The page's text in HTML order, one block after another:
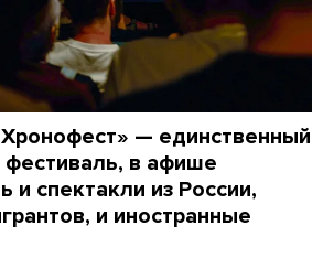
— единственный
фестиваль, в афише
и спектакли из России,
и иностранные